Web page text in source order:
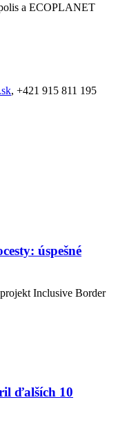
a ECOPLANET
, +421 915 811 195
úspešné
Inclusive Border
ďalších 10